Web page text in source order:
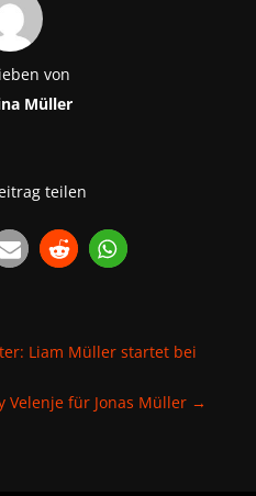
von
Müller
teilen
Liam Müller startet bei
Velenje für Jonas Müller →